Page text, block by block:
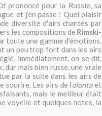
prononcé pour la Russie, sa
et j'en passe ! Quel plaisir
diversité d'airs chantés par
les compositions de Rimski-
toute une gamme d’émotions.
un peu trop fort dans les airs
immédiatement, on se dit,
dur mais bien russe, une vraie
par la suite dans les airs de
sourire. Les airs de Iolonta et
mais le meilleur était
voyelle et quelques notes, la